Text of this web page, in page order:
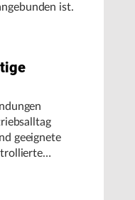
ist.
geeignete